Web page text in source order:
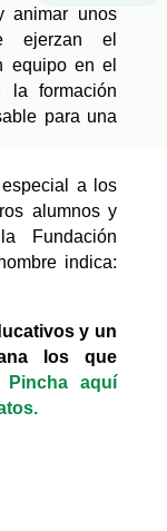
animar unos
ejerzan el
equipo en el
la formación
para una
a los
alumnos y
Fundación
indica:
y un
los que
Pincha aquí